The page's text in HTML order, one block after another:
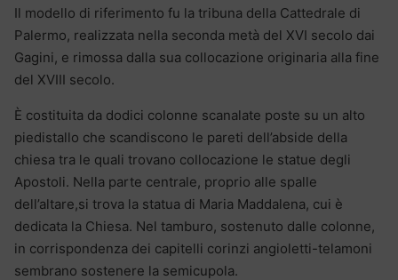
Il modello di riferimento fu la tribuna della Cattedrale di
Palermo, realizzata nella seconda metà del XVI secolo dai
Gagini, e rimossa dalla sua collocazione originaria alla fine
del XVIII secolo.
È costituita da dodici colonne scanalate poste su un alto
piedistallo che scandiscono le pareti dell’abside della
chiesa tra le quali trovano collocazione le statue degli
Apostoli. Nella parte centrale, proprio alle spalle
dell’altare,si trova la statua di Maria Maddalena, cui è
dedicata la Chiesa. Nel tamburo, sostenuto dalle colonne,
in corrispondenza dei capitelli corinzi angioletti-telamoni
sembrano sostenere la semicupola.